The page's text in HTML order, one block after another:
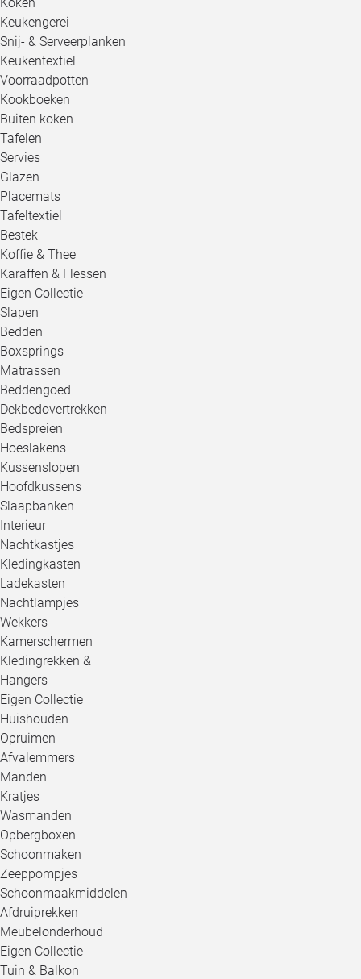
Keukengerei
Snij- & Serveerplanken
Keukentextiel
Voorraadpotten
Kookboeken
Buiten koken
Tafelen
Servies
Glazen
Placemats
Tafeltextiel
Bestek
Koffie & Thee
Karaffen & Flessen
Eigen Collectie
Slapen
Bedden
Boxsprings
Matrassen
Beddengoed
Dekbedovertrekken
Bedspreien
Hoeslakens
Kussenslopen
Hoofdkussens
Slaapbanken
Interieur
Nachtkastjes
Kledingkasten
Ladekasten
Nachtlampjes
Wekkers
Kamerschermen
Kledingrekken &
Hangers
Eigen Collectie
Huishouden
Opruimen
Afvalemmers
Manden
Kratjes
Wasmanden
Opbergboxen
Schoonmaken
Zeeppompjes
Schoonmaakmiddelen
Afdruiprekken
Meubelonderhoud
Eigen Collectie
Tuin & Balkon